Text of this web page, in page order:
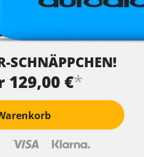
SCHNÄPPCHEN!
129,00 €*